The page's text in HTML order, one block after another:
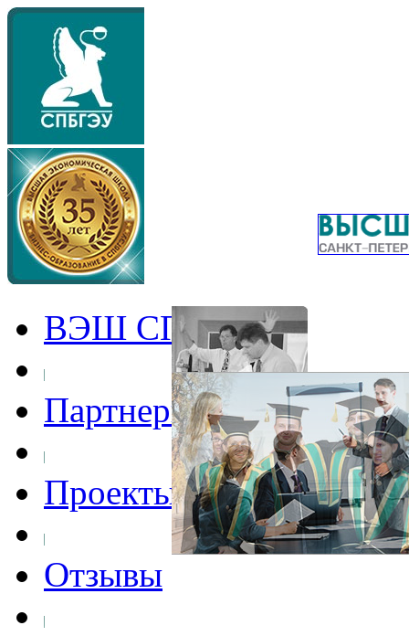
ВЭШ СПбГЭУ
Партнеры
Проекты
Отзывы